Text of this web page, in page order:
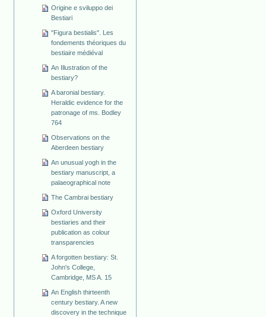
Origine e sviluppo dei
Bestiari
"Figura bestialis". Les
fondements théoriques du
bestiaire médiéval
An Illustration of the
bestiary?
A baronial bestiary.
Heraldic evidence for the
patronage of ms. Bodley
764
Observations on the
Aberdeen bestiary
An unusual yogh in the
bestiary manuscript, a
palaeographical note
The Cambrai bestiary
Oxford University
bestiaries and their
publication as colour
transparencies
A forgotten bestiary: St.
John's College,
Cambridge, MS A. 15
An English thirteenth
century bestiary. A new
discovery in the technique